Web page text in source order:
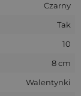
Czarny
Tak
10
8 cm
Walentynki